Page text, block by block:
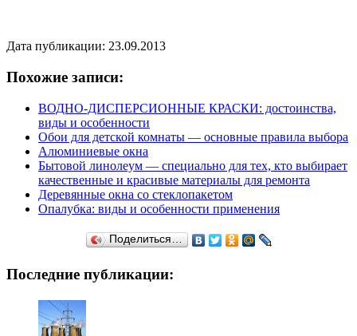
Дата публикации: 23.09.2013
Похожие записи:
ВОДНО-ДИСПЕРСИОННЫЕ КРАСКИ: достоинства,
виды и особенности
Обои для детской комнаты — основные правила выбора
Алюминиевые окна
Бытовой линолеум — специально для тех, кто выбирает
качественные и красивые материалы для ремонта
Деревянные окна со стеклопакетом
Опалубка: виды и особенности применения
Поделиться…
Последние публикации: